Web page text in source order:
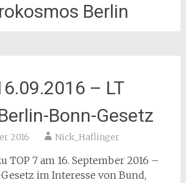
Berlin
– LT
Bonn-Gesetz
2016 Nick_Haflinger
TOP 7 am 16. September 2016 –
im Interesse von Bund,